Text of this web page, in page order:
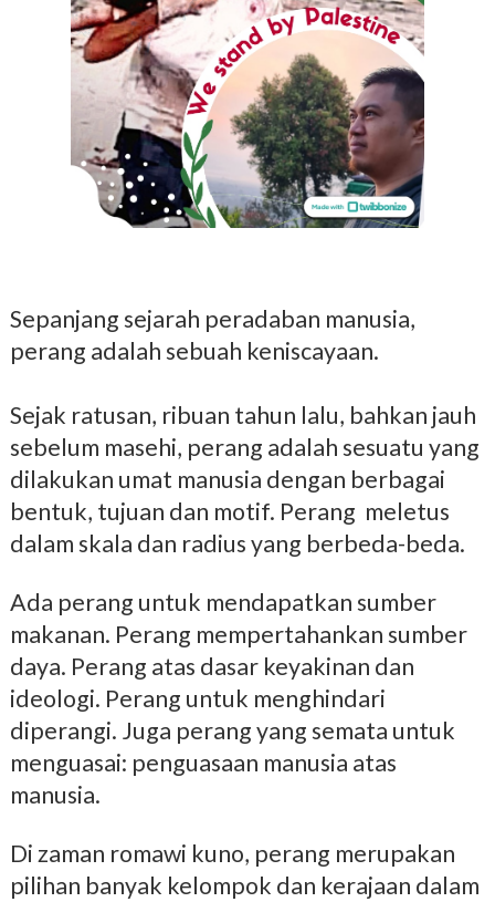
Sepanjang sejarah peradaban manusia,
perang adalah sebuah keniscayaan.
Sejak ratusan, ribuan tahun lalu, bahkan jauh
sebelum masehi, perang adalah sesuatu yang
dilakukan umat manusia dengan berbagai
bentuk, tujuan dan motif. Perang meletus
dalam skala dan radius yang berbeda-beda.
Ada perang untuk mendapatkan sumber
makanan. Perang mempertahankan sumber
daya. Perang atas dasar keyakinan dan
ideologi. Perang untuk menghindari
diperangi. Juga perang yang semata untuk
menguasai: penguasaan manusia atas
manusia.
Di zaman romawi kuno, perang merupakan
pilihan banyak kelompok dan kerajaan dalam